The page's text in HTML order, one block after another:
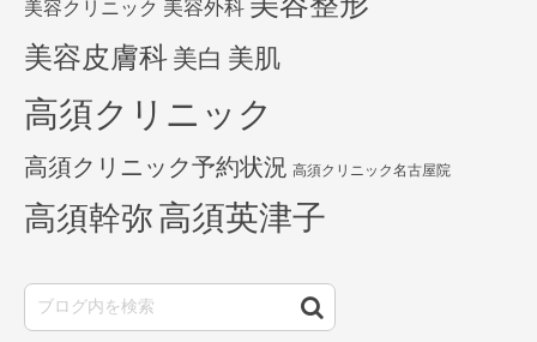
美容クリニック 美容外科
美容皮膚科 美白 美肌
高須クリニック
高須クリニック予約状況 高須クリニック名古屋院
高須幹弥 高須英津子